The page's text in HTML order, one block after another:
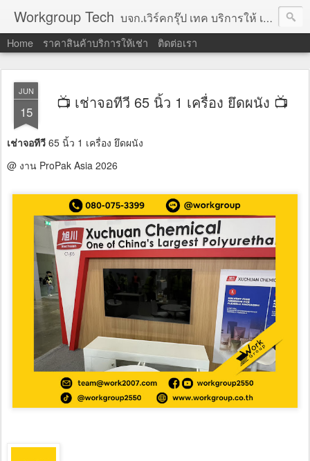
Workgroup Tech บจก.เวิร์คกรุ๊ป เทค บริการให้ เช่าคอมพิวเตอร์ โน้ตบุ๊ค โปรเจคเตอร์ ทีวีจอแบน จอทัชสกรีน ตู้คีออส วีดีโอวอล และอุปกรณ์อื่น ๆ บริการให้เช่าเป็น รายวัน
Home ราคาสินค้าบริการให้เช่า ติดต่อเรา
JUN
15 📺 เช่าจอทีวี 65 นิ้ว 1 เครื่อง ยึดผนัง 📺
เช่าจอทีวี 65 นิ้ว 1 เครื่อง ยึดผนัง
@ งาน ProPak Asia 2026